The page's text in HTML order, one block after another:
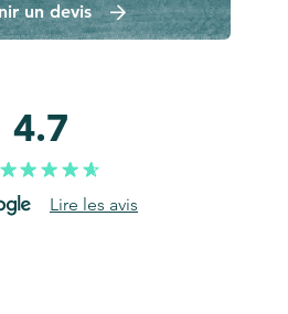
un devis
4.7
Lire les avis